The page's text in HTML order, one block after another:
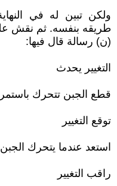
ولكن تبين له في
طريقه بنفسه. ثم نقش
(ن) رسالة قال فيها:
التغيير يحدث
قطع الجبن تتحرك
توقع التغيير
استعد عندما يتحرك الجبن
راقب التغيير